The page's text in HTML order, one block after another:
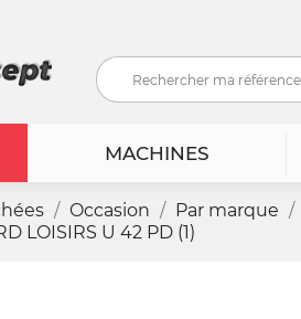
MACHINES
Occasion Par marque
LOISIRS U 42 PD (1)